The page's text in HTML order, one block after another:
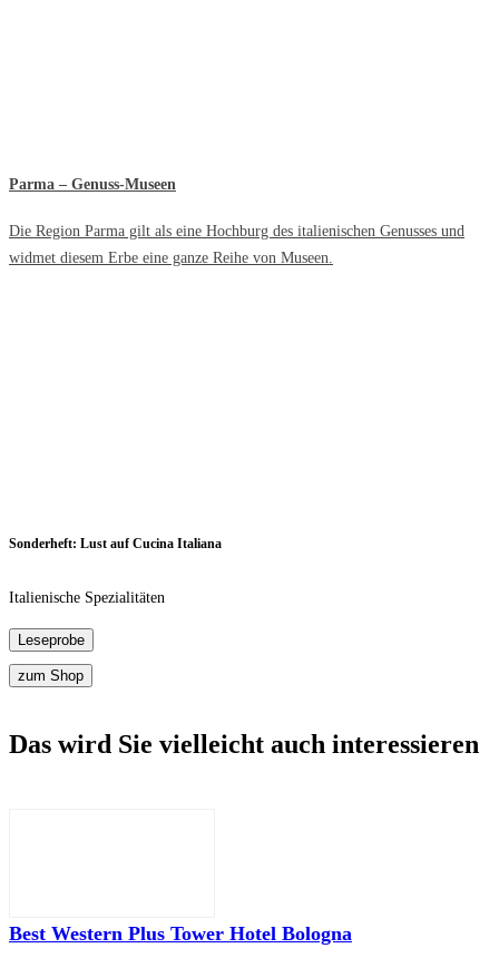
Parma – Genuss-Museen
Die Region Parma gilt als eine Hochburg des italienischen Genusses und
widmet diesem Erbe eine ganze Reihe von Museen.
Sonderheft: Lust auf Cucina Italiana
Italienische Spezialitäten
Das wird Sie vielleicht auch interessieren
Best Western Plus Tower Hotel Bologna